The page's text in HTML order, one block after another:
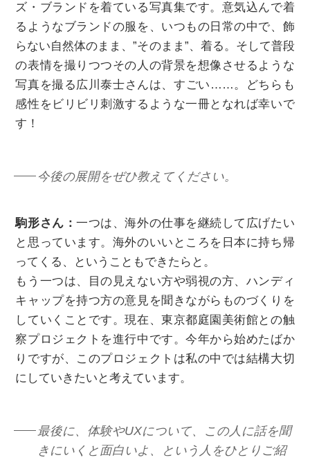
ズ・ブランドを着ている写真集です。意気込んで着
るようなブランドの服を、いつもの日常の中で、飾
らない自然体のまま、”そのまま”、着る。そして普段
の表情を撮りつつその人の背景を想像させるような
写真を撮る広川泰士さんは、すごい……。どちらも
感性をビリビリ刺激するような一冊となれば幸いで
す！
今後の展開をぜひ教えてください。
駒形さん：一つは、海外の仕事を継続して広げたい
と思っています。海外のいいところを日本に持ち帰
ってくる、ということもできたらと。
もう一つは、目の見えない方や弱視の方、ハンディ
キャップを持つ方の意見を聞きながらものづくりを
していくことです。現在、東京都庭園美術館との触
察プロジェクトを進行中です。今年から始めたばか
りですが、このプロジェクトは私の中では結構大切
にしていきたいと考えています。
最後に、体験やUXについて、この人に話を聞
きにいくと面白いよ、という人をひとりご紹